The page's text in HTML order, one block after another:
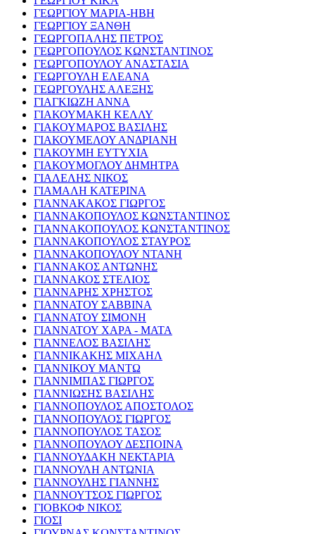
ΓΕΩΡΓΙΟΥ ΜΑΡΙΑ-ΗΒΗ
ΓΕΩΡΓΙΟΥ ΞΑΝΘΗ
ΓΕΩΡΓΟΠΑΛΗΣ ΠΕΤΡΟΣ
ΓΕΩΡΓΟΠΟΥΛΟΣ ΚΩΝΣΤΑΝΤΙΝΟΣ
ΓΕΩΡΓΟΠΟΥΛΟΥ ΑΝΑΣΤΑΣΙΑ
ΓΕΩΡΓΟΥΛΗ ΕΛΕΑΝΑ
ΓΕΩΡΓΟΥΛΗΣ ΑΛΕΞΗΣ
ΓΙΑΓΚΙΩΖΗ ΑΝΝΑ
ΓΙΑΚΟΥΜΑΚΗ ΚΕΛΛΥ
ΓΙΑΚΟΥΜΑΡΟΣ ΒΑΣΙΛΗΣ
ΓΙΑΚΟΥΜΕΛΟΥ ΑΝΔΡΙΑΝΗ
ΓΙΑΚΟΥΜΗ ΕΥΤΥΧΙΑ
ΓΙΑΚΟΥΜΟΓΛΟΥ ΔΗΜΗΤΡΑ
ΓΙΑΛΕΛΗΣ ΝΙΚΟΣ
ΓΙΑΜΑΛΗ ΚΑΤΕΡΙΝΑ
ΓΙΑΝΝΑΚΑΚΟΣ ΓΙΩΡΓΟΣ
ΓΙΑΝΝΑΚΟΠΟΥΛΟΣ ΚΩΝΣΤΑΝΤΙΝΟΣ
ΓΙΑΝΝΑΚΟΠΟΥΛΟΣ ΚΩΝΣΤΑΝΤΙΝΟΣ
ΓΙΑΝΝΑΚΟΠΟΥΛΟΣ ΣΤΑΥΡΟΣ
ΓΙΑΝΝΑΚΟΠΟΥΛΟΥ ΝΤΑΝΗ
ΓΙΑΝΝΑΚΟΣ ΑΝΤΩΝΗΣ
ΓΙΑΝΝΑΚΟΣ ΣΤΕΛΙΟΣ
ΓΙΑΝΝΑΡΗΣ ΧΡΗΣΤΟΣ
ΓΙΑΝΝΑΤΟΥ ΣΑΒΒΙΝΑ
ΓΙΑΝΝΑΤΟΥ ΣΙΜΟΝΗ
ΓΙΑΝΝΑΤΟΥ ΧΑΡΑ - ΜΑΤΑ
ΓΙΑΝΝΕΛΟΣ ΒΑΣΙΛΗΣ
ΓΙΑΝΝΙΚΑΚΗΣ ΜΙΧΑΗΛ
ΓΙΑΝΝΙΚΟΥ ΜΑΝΤΩ
ΓΙΑΝΝΙΜΠΑΣ ΓΙΩΡΓΟΣ
ΓΙΑΝΝΙΩΣΗΣ ΒΑΣΙΛΗΣ
ΓΙΑΝΝΟΠΟΥΛΟΣ ΑΠΟΣΤΟΛΟΣ
ΓΙΑΝΝΟΠΟΥΛΟΣ ΓΙΩΡΓΟΣ
ΓΙΑΝΝΟΠΟΥΛΟΣ ΤΑΣΟΣ
ΓΙΑΝΝΟΠΟΥΛΟΥ ΔΕΣΠΟΙΝΑ
ΓΙΑΝΝΟΥΔΑΚΗ ΝΕΚΤΑΡΙΑ
ΓΙΑΝΝΟΥΛΗ ΑΝΤΩΝΙΑ
ΓΙΑΝΝΟΥΛΗΣ ΓΙΑΝΝΗΣ
ΓΙΑΝΝΟΥΤΣΟΣ ΓΙΩΡΓΟΣ
ΓΙΟΒΚΟΦ ΝΙΚΟΣ
ΓΙΟΣΙ